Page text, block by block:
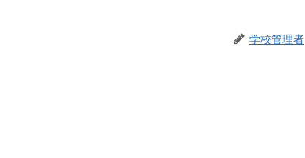
学校管理者